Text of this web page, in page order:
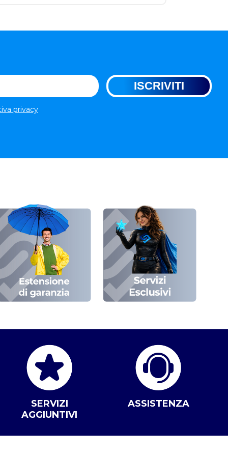
privacy
SERVIZI
AGGIUNTIVI
ASSISTENZA